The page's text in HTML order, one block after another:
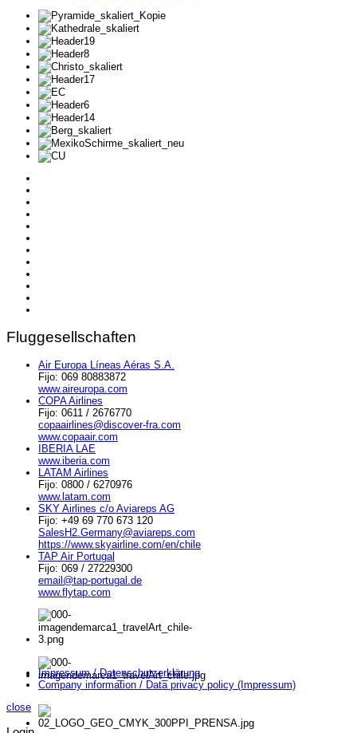
Fluggesellschaften
Air Europa Líneas Aéras S.A.
Fijo: 069 80883872
www.aireuropa.com
COPA Airlines
Fijo: 0611 / 2676770
copaairlines@discover-fra.com
www.copaair.com
IBERIA LAE
www.iberia.com
LATAM Airlines
Fijo: 0800 / 6270976
www.latam.com
SKY Airlines c/o Aviareps AG
Fijo: +49 69 770 673 120
SalesH2.Germany@aviareps.com
https://www.skyairline.com/en/chile
TAP Air Portugal
Fijo: 069 / 27229300
email@tap-portugal.de
www.flytap.com
Impressum / Datenschutzerklärung
Company information / Data privacy policy (Impressum)
close